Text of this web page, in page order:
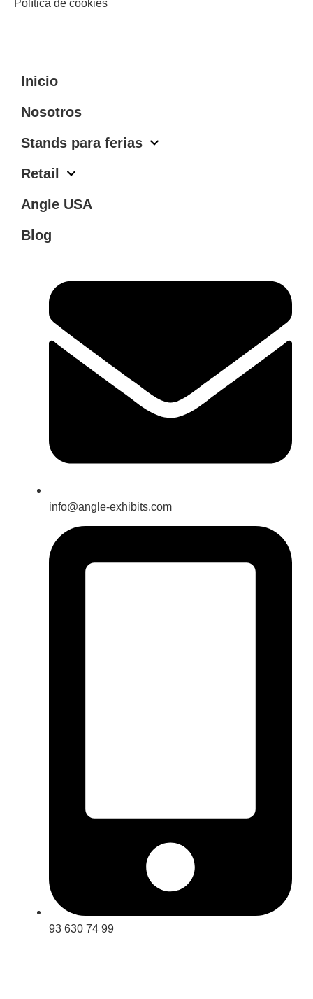
Política de cookies
Inicio
Nosotros
Stands para ferias
Retail
Angle USA
Blog
info@angle-exhibits.com
93 630 74 99